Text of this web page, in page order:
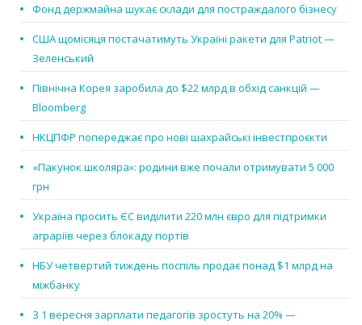
Фонд держмайна шукає склади для постраждалого бізнесу
США щомісяця постачатимуть Україні ракети для Patriot —
Зеленський
Північна Корея заробила до $22 млрд в обхід санкцій —
Bloomberg
НКЦПФР попереджає про нові шахрайські інвестпроєкти
«Пакунок школяра»: родини вже почали отримувати 5 000
грн
Україна просить ЄС виділити 220 млн євро для підтримки
аграріїв через блокаду портів
НБУ четвертий тиждень поспіль продає понад $1 млрд на
міжбанку
З 1 вересня зарплати педагогів зростуть на 20% —